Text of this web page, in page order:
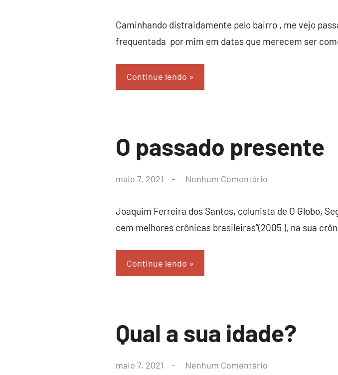
Caminhando distraidamente pelo bairro , me vejo
frequentada por mim em datas que merecem ser
Continue lendo
Crônicas
O passado presente
por
maio 7, 2021 Nenhum Comentário
Joaquim Ferreira dos Santos, colunista de O Globo,
cem melhores crônicas brasileiras”(2005 ), na sua
Continue lendo
Crônicas
Qual a sua idade?
por
maio 7, 2021 Nenhum Comentário